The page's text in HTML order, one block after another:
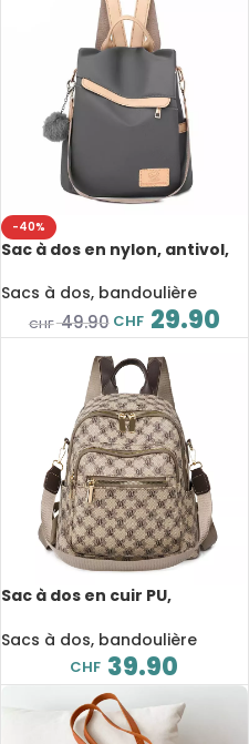
-40%
Sac à dos en nylon, antivol,
rangement
Sacs à dos, bandoulière
CHF49.90 CHF 29.90
Sac à dos en cuir PU,
rangement
Sacs à dos, bandoulière
CHF 39.90